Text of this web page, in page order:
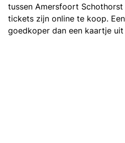
tussen Amersfoort Schothorst
tickets zijn online te koop.
goedkoper dan een kaartje